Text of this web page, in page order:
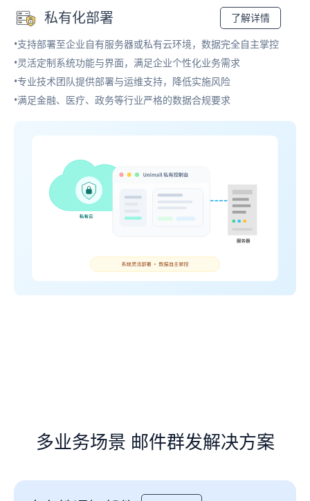
私有化部署 了解详情
•支持部署至企业自有服务器或私有云环境，数据完全自主掌控
•灵活定制系统功能与界面，满足企业个性化业务需求
•专业技术团队提供部署与运维支持，降低实施风险
•满足金融、医疗、政务等行业严格的数据合规要求
多业务场景 邮件群发解决方案